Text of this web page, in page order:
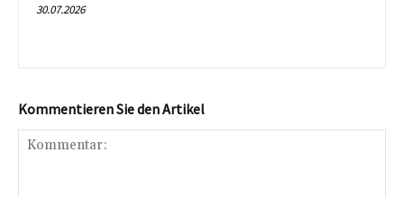
30.07.2026
Kommentieren Sie den Artikel